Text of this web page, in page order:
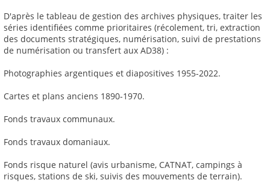
D'après le tableau de gestion des archives physiques, traiter les
séries identifiées comme prioritaires (récolement, tri, extraction
des documents stratégiques, numérisation, suivi de prestations
de numérisation ou transfert aux AD38) :
Photographies argentiques et diapositives 1955-2022.
Cartes et plans anciens 1890-1970.
Fonds travaux communaux.
Fonds travaux domaniaux.
Fonds risque naturel (avis urbanisme, CATNAT, campings à
risques, stations de ski, suivis des mouvements de terrain).